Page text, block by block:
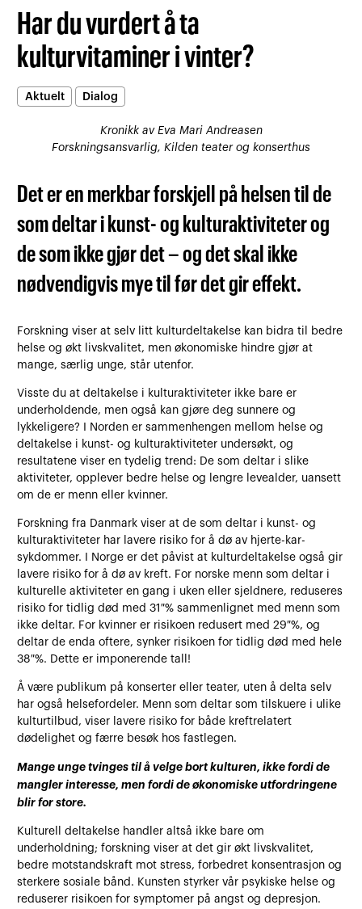
Har du vurdert å ta
kulturvitaminer i vinter?
Aktuelt Dialog
Kronikk av Eva Mari Andreasen
Forskningsansvarlig, Kilden teater og konserthus
Det er en merkbar forskjell på helsen til de
som deltar i kunst- og kulturaktiviteter og
de som ikke gjør det – og det skal ikke
nødvendigvis mye til før det gir effekt.
Forskning viser at selv litt kulturdeltakelse kan bidra til bedre
helse og økt livskvalitet, men økonomiske hindre gjør at
mange, særlig unge, står utenfor.
Visste du at deltakelse i kulturaktiviteter ikke bare er
underholdende, men også kan gjøre deg sunnere og
lykkeligere? I Norden er sammenhengen mellom helse og
deltakelse i kunst- og kulturaktiviteter undersøkt, og
resultatene viser en tydelig trend: De som deltar i slike
aktiviteter, opplever bedre helse og lengre levealder, uansett
om de er menn eller kvinner.
Forskning fra Danmark viser at de som deltar i kunst- og
kulturaktiviteter har lavere risiko for å dø av hjerte-kar-
sykdommer. I Norge er det påvist at kulturdeltakelse også gir
lavere risiko for å dø av kreft. For norske menn som deltar i
kulturelle aktiviteter en gang i uken eller sjeldnere, reduseres
risiko for tidlig død med 31 % sammenlignet med menn som
ikke deltar. For kvinner er risikoen redusert med 29 %, og
deltar de enda oftere, synker risikoen for tidlig død med hele
38 %. Dette er imponerende tall!
Å være publikum på konserter eller teater, uten å delta selv
har også helsefordeler. Menn som deltar som tilskuere i ulike
kulturtilbud, viser lavere risiko for både kreftrelatert
dødelighet og færre besøk hos fastlegen.
Mange unge tvinges til å velge bort kulturen, ikke fordi de
mangler interesse, men fordi de økonomiske utfordringene
blir for store.
Kulturell deltakelse handler altså ikke bare om
underholdning; forskning viser at det gir økt livskvalitet,
bedre motstandskraft mot stress, forbedret konsentrasjon og
sterkere sosiale bånd. Kunsten styrker vår psykiske helse og
reduserer risikoen for symptomer på angst og depresjon.